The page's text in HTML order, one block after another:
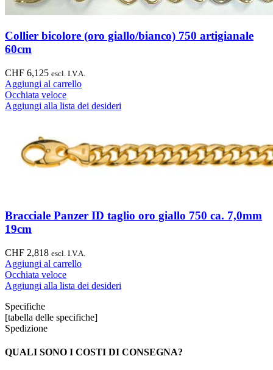
Collier bicolore (oro giallo/bianco) 750 artigianale
60cm
CHF 6,125 escl. I.V.A.
Aggiungi al carrello
Occhiata veloce
Aggiungi alla lista dei desideri
Bracciale Panzer ID taglio oro giallo 750 ca. 7,0mm
19cm
CHF 2,818 escl. I.V.A.
Aggiungi al carrello
Occhiata veloce
Aggiungi alla lista dei desideri
Specifiche
[tabella delle specifiche]
Spedizione
QUALI SONO I COSTI DI CONSEGNA?